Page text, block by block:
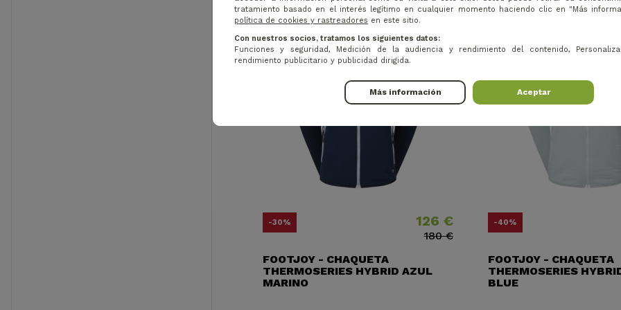
-30% Precio126 €
Precio base
180 €
FOOTJOY - CHAQUETA
THERMOSERIES HYBRID AZUL
MARINO
-40%
FOOTJOY - CHAQUETA
THERMOSERIES
BLUE
tratamiento basado en el interés legítimo en cualquier momento haciendo clic en "Más
política de cookies y rastreadores en este sitio.
Con nuestros socios, tratamos los siguientes datos:
Funciones y seguridad, Medición de la audiencia y rendimiento del contenido,
rendimiento publicitario y publicidad dirigida.
Más información Aceptar